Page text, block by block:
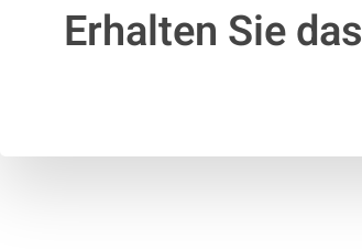
Erhalten Sie das